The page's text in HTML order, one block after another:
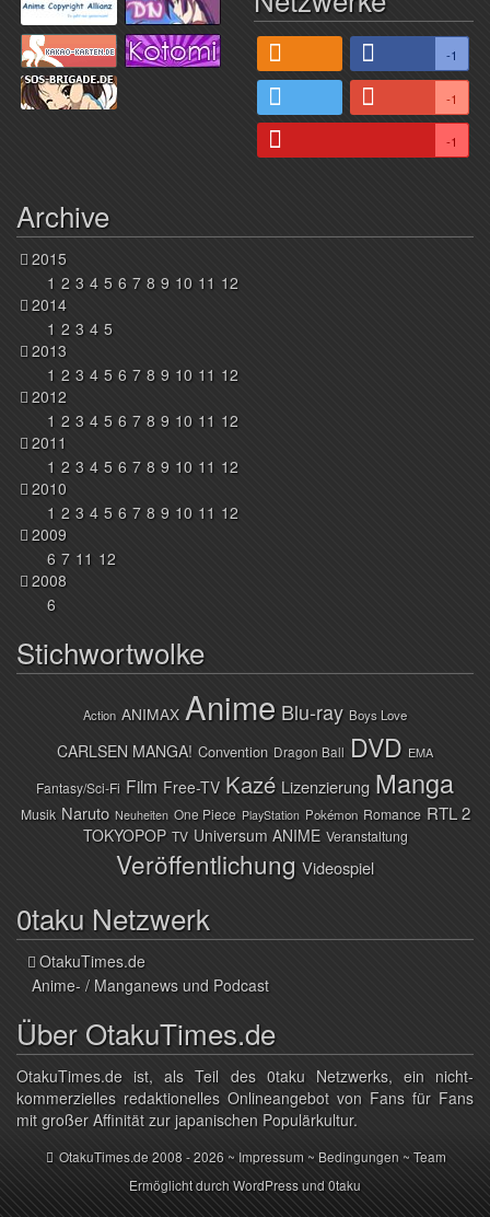
-1
-1
-1
Archive
2015
1 2 3 4 5 6 7 8 9 10 11 12
2014
1 2 3 4 5
2013
1 2 3 4 5 6 7 8 9 10 11 12
2012
1 2 3 4 5 6 7 8 9 10 11 12
2011
1 2 3 4 5 6 7 8 9 10 11 12
2010
1 2 3 4 5 6 7 8 9 10 11 12
2009
6 7 11 12
2008
6
Stichwortwolke
Action ANIMAX Anime Blu-ray Boys Love
CARLSEN MANGA! Convention Dragon Ball DVD EMA
Fantasy/Sci-Fi Film Free-TV Kazé Lizenzierung Manga
Musik Naruto Neuheiten One Piece PlayStation Pokémon Romance RTL 2
TOKYOPOP TV Universum ANIME Veranstaltung
Veröffentlichung Videospiel
0taku Netzwerk
OtakuTimes.de
Anime- / Manganews und Podcast
Über OtakuTimes.de
OtakuTimes.de ist, als Teil des 0taku Netzwerks, ein nicht-
kommerzielles redaktionelles Onlineangebot von Fans für Fans
mit großer Affinität zur japanischen Populärkultur.
OtakuTimes.de2008 - 2026 ~ Impressum ~ Bedingungen ~Team
Ermöglicht durchWordPressund0taku